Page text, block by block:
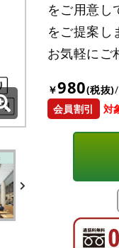
をご用意し
をご提案し
お気軽にご
￥980(税抜)
会員割引
対